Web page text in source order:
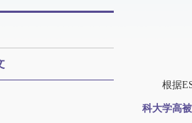
根据ESI
科大学高